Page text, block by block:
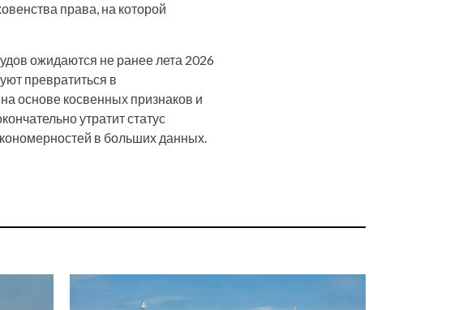
права, на которой
ожидаются не ранее лета 2026
превратиться в
основе косвенных признаков и
утратит статус
в больших данных.